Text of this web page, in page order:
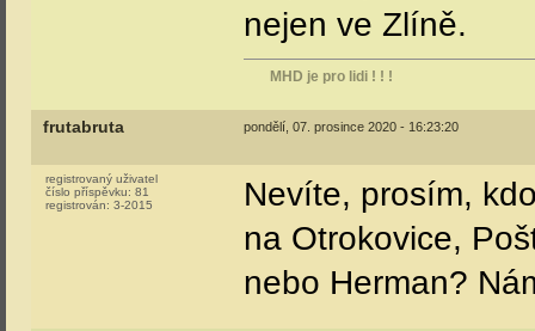
nejen ve Zlíně.
MHD je pro lidi ! ! !
frutabruta pondělí, 07. prosince 2020 - 16:23:20
registrovaný uživatel
číslo příspěvku: 81
registrován: 3-2015
Nevíte, prosím,
na Otrokovice,
nebo Herman?